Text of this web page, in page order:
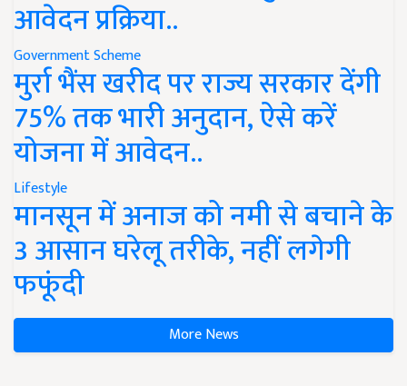
आवेदन प्रक्रिया..
Government Scheme
मुर्रा भैंस खरीद पर राज्य सरकार देंगी
75% तक भारी अनुदान, ऐसे करें
योजना में आवेदन..
Lifestyle
मानसून में अनाज को नमी से बचाने के
3 आसान घरेलू तरीके, नहीं लगेगी
फफूंदी
More News